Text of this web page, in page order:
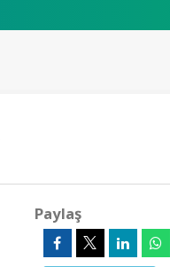
Paylaş